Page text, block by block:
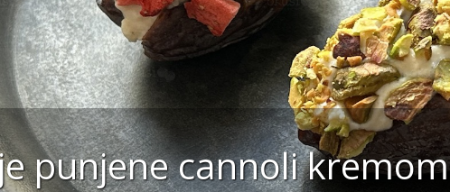
punjene cannoli kremom